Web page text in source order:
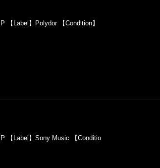
【Label】Polydor 【Condition】
【Label】Sony Music 【Conditio